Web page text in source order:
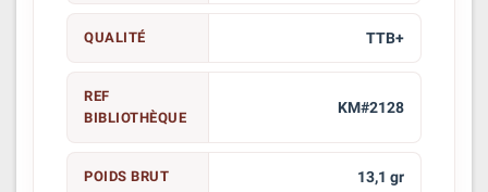
QUALITÉ TTB+
REF
BIBLIOTHÈQUE
KM#2128
POIDS BRUT 13,1 gr